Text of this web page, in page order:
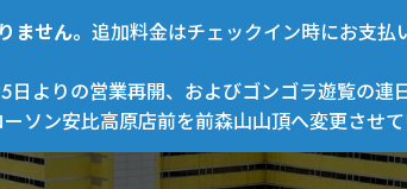
ません。追加料金はチェックイン時にお支払
日よりの営業再開、およびゴンゴラ遊覧の連
ン安比高原店前を前森山山頂へ変更させて